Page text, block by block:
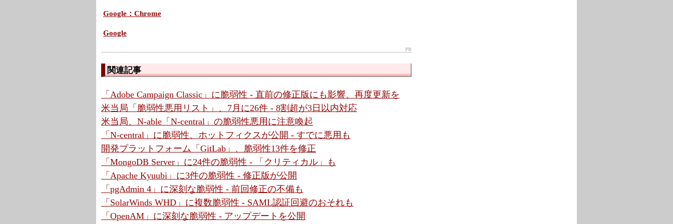
Google：Chrome
Google
PR
関連記事
「Adobe Campaign Classic」に脆弱性 - 直前の修正版にも影響、再度更新を
米当局「脆弱性悪用リスト」、7月に26件 - 8割超が3日以内対応
米当局、N-able「N-central」の脆弱性悪用に注意喚起
「N-central」に脆弱性、ホットフィクスが公開 - すでに悪用も
開発プラットフォーム「GitLab」、脆弱性13件を修正
「MongoDB Server」に24件の脆弱性 - 「クリティカル」も
「Apache Kyuubi」に3件の脆弱性 - 修正版が公開
「pgAdmin 4」に深刻な脆弱性 - 前回修正の不備も
「SolarWinds WHD」に複数脆弱性 - SAML認証回避のおそれも
「OpenAM」に深刻な脆弱性 - アップデートを公開